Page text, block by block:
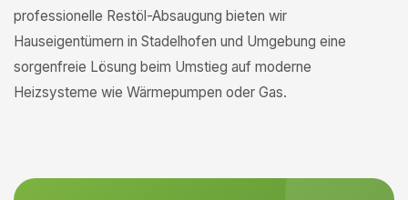
professionelle Restöl-Absaugung bieten wir
Hauseigentümern in Stadelhofen und Umgebung eine
sorgenfreie Lösung beim Umstieg auf moderne
Heizsysteme wie Wärmepumpen oder Gas.